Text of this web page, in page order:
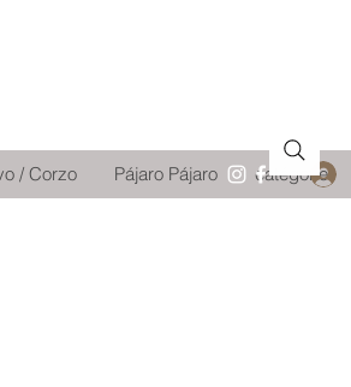
/ Corzo Pájaro Pájaro catégorie